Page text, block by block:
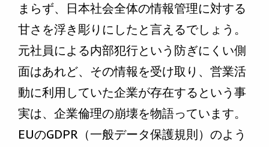
まらず、日本社会全体の情報管理に対する
甘さを浮き彫りにしたと言えるでしょう。
元社員による内部犯行という防ぎにくい側
面はあれど、その情報を受け取り、営業活
動に利用していた企業が存在するという事
実は、企業倫理の崩壊を物語っています。
EUのGDPR（一般データ保護規則）のよう